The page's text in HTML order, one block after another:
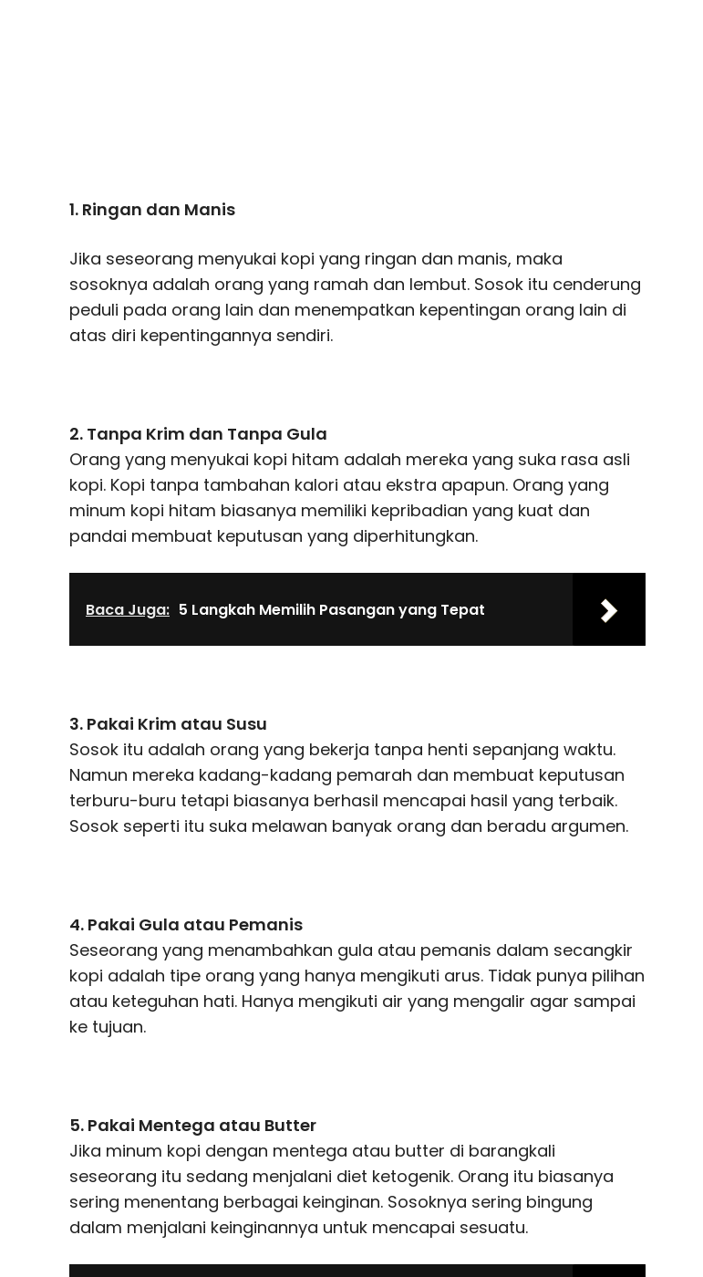
1. Ringan dan Manis
Jika seseorang menyukai kopi yang ringan dan manis, maka
sosoknya adalah orang yang ramah dan lembut. Sosok itu cenderung
peduli pada orang lain dan menempatkan kepentingan orang lain di
atas diri kepentingannya sendiri.
2. Tanpa Krim dan Tanpa Gula
Orang yang menyukai kopi hitam adalah mereka yang suka rasa asli
kopi. Kopi tanpa tambahan kalori atau ekstra apapun. Orang yang
minum kopi hitam biasanya memiliki kepribadian yang kuat dan
pandai membuat keputusan yang diperhitungkan.
Baca Juga: 5 Langkah Memilih Pasangan yang Tepat
3. Pakai Krim atau Susu
Sosok itu adalah orang yang bekerja tanpa henti sepanjang waktu.
Namun mereka kadang-kadang pemarah dan membuat keputusan
terburu-buru tetapi biasanya berhasil mencapai hasil yang terbaik.
Sosok seperti itu suka melawan banyak orang dan beradu argumen.
4. Pakai Gula atau Pemanis
Seseorang yang menambahkan gula atau pemanis dalam secangkir
kopi adalah tipe orang yang hanya mengikuti arus. Tidak punya pilihan
atau keteguhan hati. Hanya mengikuti air yang mengalir agar sampai
ke tujuan.
5. Pakai Mentega atau Butter
Jika minum kopi dengan mentega atau butter di barangkali
seseorang itu sedang menjalani diet ketogenik. Orang itu biasanya
sering menentang berbagai keinginan. Sosoknya sering bingung
dalam menjalani keinginannya untuk mencapai sesuatu.